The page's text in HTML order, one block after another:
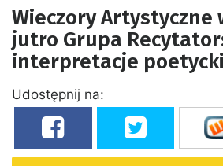
Wieczory Artystyczne
jutro Grupa
interpretacje
Udostępnij na: